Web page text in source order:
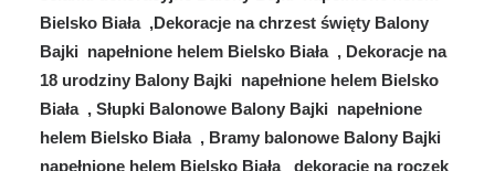
Bielsko Biała ,Dekoracje na chrzest święty Balony
Bajki napełnione helem Bielsko Biała , Dekoracje na
18 urodziny Balony Bajki napełnione helem Bielsko
Biała , Słupki Balonowe Balony Bajki napełnione
helem Bielsko Biała , Bramy balonowe Balony Bajki
napełnione helem Bielsko Biała dekoracje na roczek